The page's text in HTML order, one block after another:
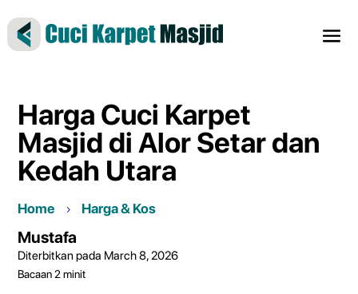
Harga Cuci Karpet
Masjid di Alor Setar dan
Kedah Utara
Home Harga & Kos
Mustafa
Diterbitkan pada March 8, 2026
Bacaan 2 minit